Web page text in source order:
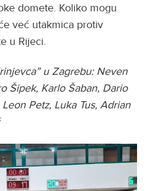
domete. Koliko mogu
već utakmica protiv
u Rijeci.
u Zagrebu: Neven
Šipek, Karlo Šaban, Dario
Petz, Luka Tus, Adrian